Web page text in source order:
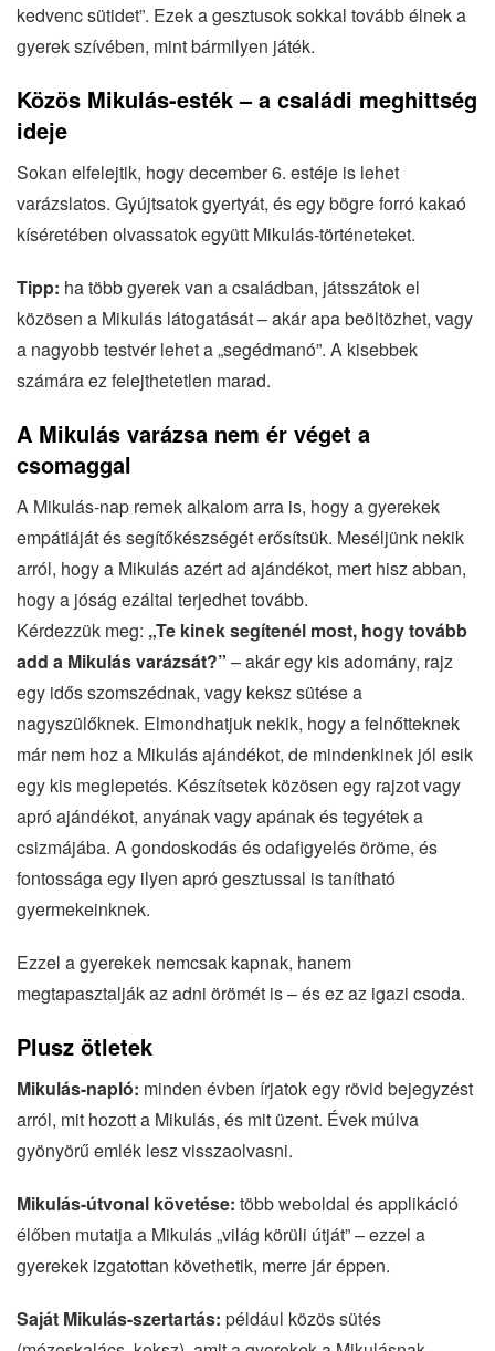
kedvenc sütidet”. Ezek a gesztusok sokkal tovább élnek a
gyerek szívében, mint bármilyen játék.
Közös Mikulás-esték – a családi meghittség
ideje
Sokan elfelejtik, hogy december 6. estéje is lehet
varázslatos. Gyújtsatok gyertyát, és egy bögre forró kakaó
kíséretében olvassatok együtt Mikulás-történeteket.
Tipp: ha több gyerek van a családban, játsszátok el
közösen a Mikulás látogatását – akár apa beöltözhet, vagy
a nagyobb testvér lehet a „segédmanó”. A kisebbek
számára ez felejthetetlen marad.
A Mikulás varázsa nem ér véget a
csomaggal
A Mikulás-nap remek alkalom arra is, hogy a gyerekek
empátiáját és segítőkészségét erősítsük. Meséljünk nekik
arról, hogy a Mikulás azért ad ajándékot, mert hisz abban,
hogy a jóság ezáltal terjedhet tovább.
Kérdezzük meg: „Te kinek segítenél most, hogy tovább
add a Mikulás varázsát?” – akár egy kis adomány, rajz
egy idős szomszédnak, vagy keksz sütése a
nagyszülőknek. Elmondhatjuk nekik, hogy a felnőtteknek
már nem hoz a Mikulás ajándékot, de mindenkinek jól esik
egy kis meglepetés. Készítsetek közösen egy rajzot vagy
apró ajándékot, anyának vagy apának és tegyétek a
csizmájába. A gondoskodás és odafigyelés öröme, és
fontossága egy ilyen apró gesztussal is tanítható
gyermekeinknek.
Ezzel a gyerekek nemcsak kapnak, hanem
megtapasztalják az adni örömét is – és ez az igazi csoda.
Plusz ötletek
Mikulás-napló: minden évben írjatok egy rövid bejegyzést
arról, mit hozott a Mikulás, és mit üzent. Évek múlva
gyönyörű emlék lesz visszaolvasni.
Mikulás-útvonal követése: több weboldal és applikáció
élőben mutatja a Mikulás „világ körüli útját” – ezzel a
gyerekek izgatottan követhetik, merre jár éppen.
Saját Mikulás-szertartás: például közös sütés